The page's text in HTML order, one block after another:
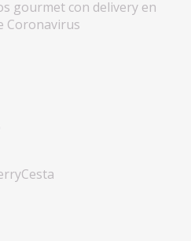
gourmet con delivery en
Coronavirus